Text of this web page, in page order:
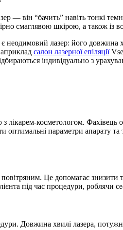
— він “бачить” навіть тонкі
смаглявою шкірою, а також із
неодимовий лазер: його довжина
априклад салон лазерної епіляціїVse
індивідуально з
лікарем-косметологом.
оптимальні параметри апарату
Це допомагає знизити
під час процедури,
Довжина хвилі лазера,